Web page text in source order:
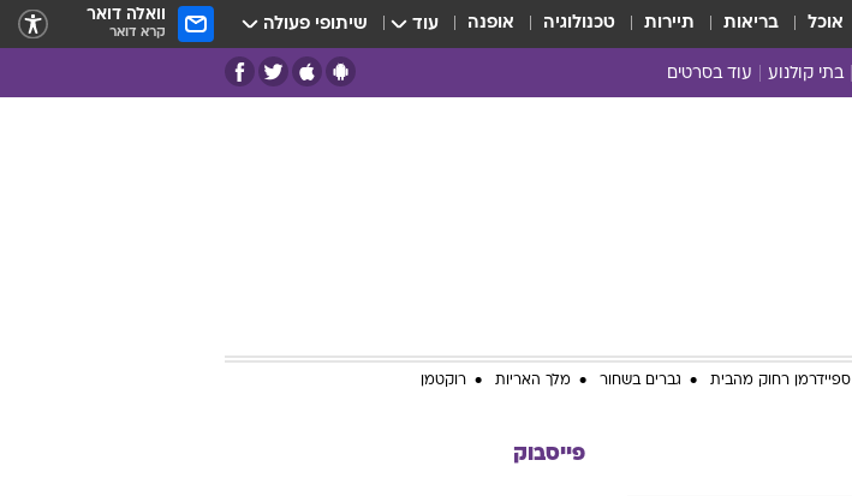
אוכל בריאות תיירות טכנולוגיה אופנה עוד שיתופי פעולה וואלה דואר
קרא דואר
בתי קולנוע עוד בסרטים
ספיידרמן רחוק מהבית גברים בשחור מלך האריות רוקטמן
פייסבוק